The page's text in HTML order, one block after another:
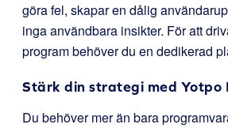
göra fel, skapar en dålig
inga användbara insikter. För att
program behöver du en dedikerad
Stärk din strategi med Yotpo
Du behöver mer än bara